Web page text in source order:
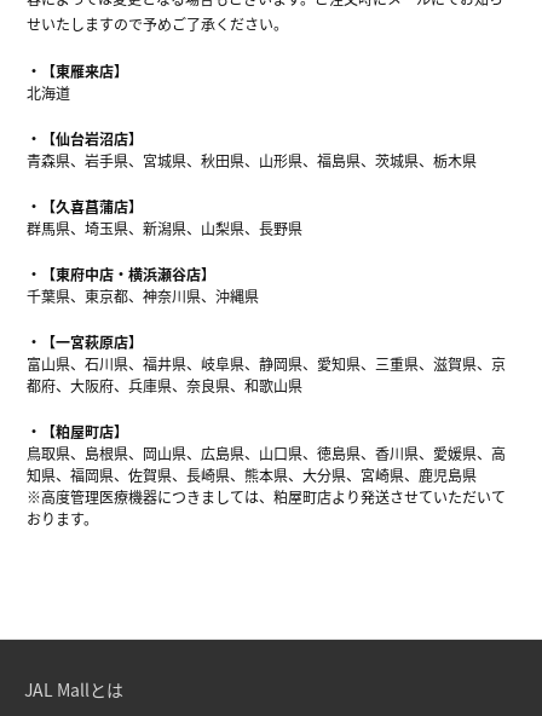
せいたしますので予めご了承ください。
【東雁来店】
北海道
【仙台岩沼店】
青森県、岩手県、宮城県、秋田県、山形県、福島県、茨城県、栃木県
【久喜菖蒲店】
群馬県、埼玉県、新潟県、山梨県、長野県
【東府中店・横浜瀬谷店】
千葉県、東京都、神奈川県、沖縄県
【一宮萩原店】
富山県、石川県、福井県、岐阜県、静岡県、愛知県、三重県、滋賀県、京
都府、大阪府、兵庫県、奈良県、和歌山県
【粕屋町店】
鳥取県、島根県、岡山県、広島県、山口県、徳島県、香川県、愛媛県、高
知県、福岡県、佐賀県、長崎県、熊本県、大分県、宮崎県、鹿児島県
※高度管理医療機器につきましては、粕屋町店より発送させていただいて
おります。
JAL Mallとは